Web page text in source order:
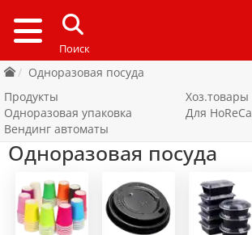
Одноразовая посуда
Продукты
Хоз.товары
Одноразовая упаковка
Для HoReCa
Вендинг автоматы
Одноразовая посуда